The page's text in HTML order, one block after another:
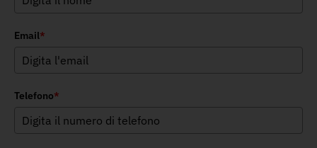
Email*
Telefono*